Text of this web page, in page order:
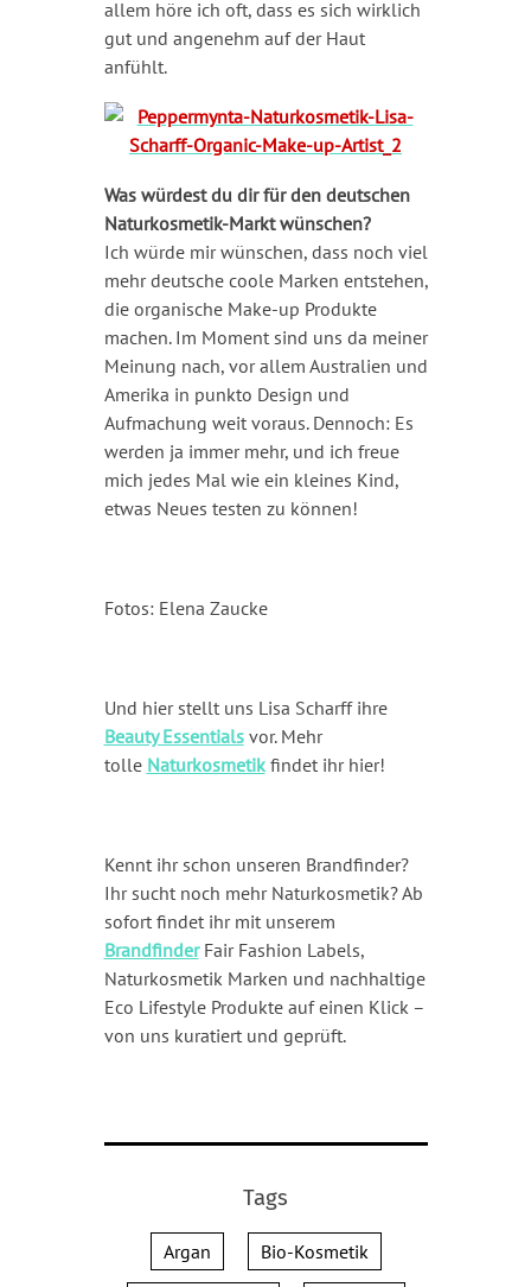
allem höre ich oft, dass es sich wirklich
gut und angenehm auf der Haut
anfühlt.
Was würdest du dir für den deutschen
Naturkosmetik-Markt wünschen?
Ich würde mir wünschen, dass noch viel
mehr deutsche coole Marken entstehen,
die organische Make-up Produkte
machen. Im Moment sind uns da meiner
Meinung nach, vor allem Australien und
Amerika in punkto Design und
Aufmachung weit voraus. Dennoch: Es
werden ja immer mehr, und ich freue
mich jedes Mal wie ein kleines Kind,
etwas Neues testen zu können!
Fotos: Elena Zaucke
Und hier stellt uns Lisa Scharff ihre
Beauty Essentialsvor. Mehr
tolle Naturkosmetikfindet ihr hier!
Kennt ihr schon unseren Brandfinder?
Ihr sucht noch mehr Naturkosmetik? Ab
sofort findet ihr mit unserem
BrandfinderFair Fashion Labels,
Naturkosmetik Marken und nachhaltige
Eco Lifestyle Produkte auf einen Klick –
von uns kuratiert und geprüft.
Tags
Argan Bio-Kosmetik